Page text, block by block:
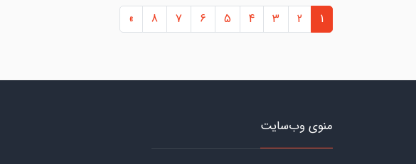
1
2
3
4
5
6
7
8
»
منوی وب‌سایت